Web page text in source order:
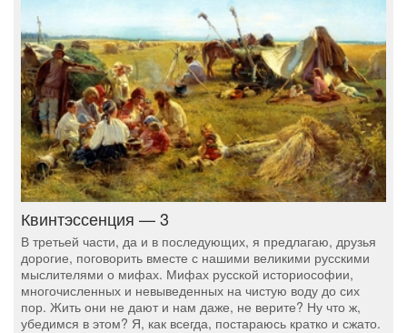
Квинтэссенция — 3
В третьей части, да и в последующих, я предлагаю, друзья
дорогие, поговорить вместе с нашими великими русскими
мыслителями о мифах. Мифах русской историософии,
многочисленных и невыведенных на чистую воду до сих
пор. Жить они не дают и нам даже, не верите? Ну что ж,
убедимся в этом? Я, как всегда, постараюсь кратко и сжато.